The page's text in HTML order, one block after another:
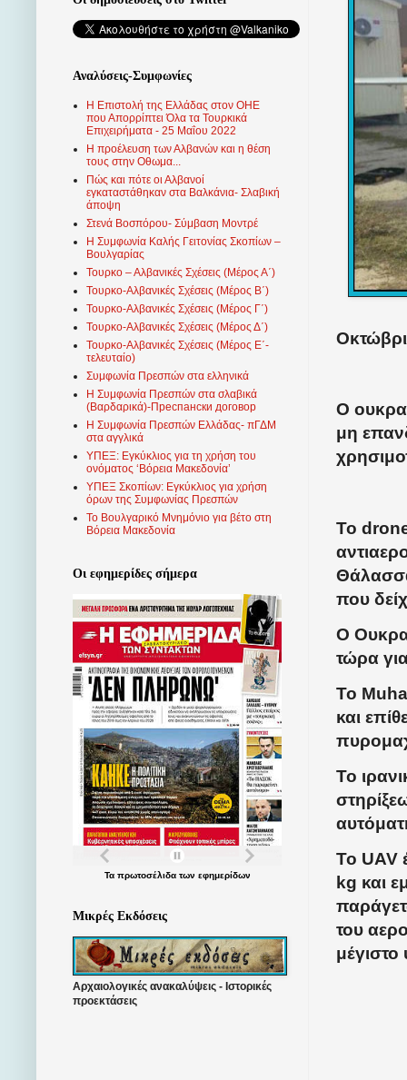
Ο
μη
Το
που
Ο
τώρα
Το
και
Το
Το UAV
kg και
του
Αναλύσεις-Συμφωνίες
Η Επιστολή της Ελλάδας στον ΟΗΕ
που Απορρίπτει Όλα τα Τουρκικά
Επιχειρήματα - 25 Μαΐου 2022
Η προέλευση των Αλβανών και η θέση
τους στην Οθωμα...
Πώς και πότε οι Αλβανοί
εγκαταστάθηκαν στα Βαλκάνια- Σλαβική
άποψη
Στενά Βοσπόρου- Σύμβαση Μοντρέ
Η Συμφωνία Καλής Γειτονίας Σκοπίων –
Βουλγαρίας
Τουρκο – Αλβανικές Σχέσεις (Mέρος Α΄)
Τουρκο-Αλβανικές Σχέσεις (Μέρος Β΄)
Τουρκο-Αλβανικές Σχέσεις (Μέρος Γ΄)
Τουρκο-Αλβανικές Σχέσεις (Μέρος Δ΄)
Τουρκο-Αλβανικές Σχέσεις (Μέρος Ε΄-
τελευταίο)
Συμφωνία Πρεσπών στα ελληνικά
Η Συμφωνία Πρεσπών στα σλαβικά
(Βαρδαρικά)-Преспански договор
Η Συμφωνία Πρεσπών Ελλάδας- πΓΔΜ
στα αγγλικά
ΥΠΕΞ: Εγκύκλιος για τη χρήση του
ονόματος ‘Βόρεια Μακεδονία’
ΥΠΕΞ Σκοπίων: Εγκύκλιος για χρήση
όρων της Συμφωνίας Πρεσπών
Το Βουλγαρικό Μνημόνιο για βέτο στη
Βόρεια Μακεδονία
Οι εφημερίδες σήμερα
Τα πρωτοσέλιδατων εφημερίδων
Μικρές Εκδόσεις
Αρχαιολογικές ανακαλύψεις - Ιστορικές
προεκτάσεις